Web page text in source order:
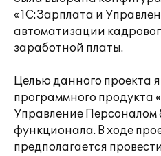
«1С:Зарплата и
автоматизации
заработной платы.
Целью данного проекта
программного продукта
Управление Персоналом
функционала. В ходе
предполагается